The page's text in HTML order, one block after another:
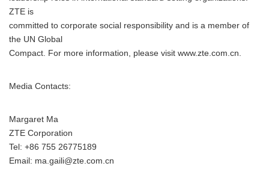
ZTE is
committed to corporate social responsibility and is a member of
the UN Global
Compact. For more information, please visit www.zte.com.cn.
Media Contacts:
Margaret Ma
ZTE Corporation
Tel: +86 755 26775189
Email: ma.gaili@zte.com.cn